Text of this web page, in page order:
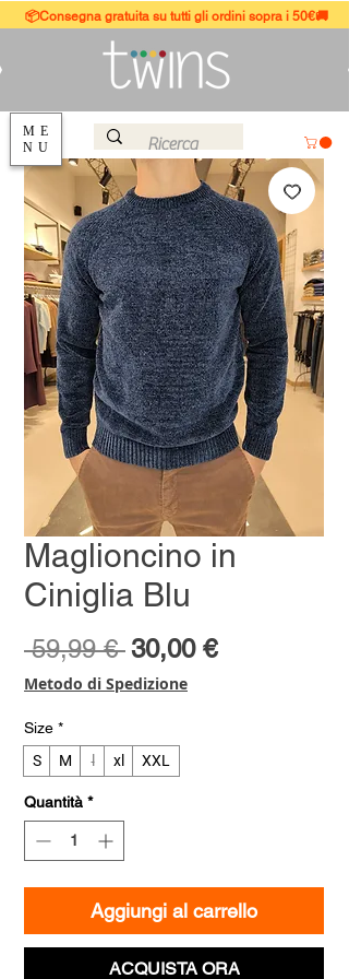
ME
NU
📦Consegna gratuita su tutti gli ordini sopra i 50€🚚
Maglioncino in
Ciniglia Blu
59,99 € Prezzo
regolare
30,00 €Prezzo
Metodo di Spedizione
Size *
S
M l xl XXL
Quantità *
Aggiungi al carrello
ACQUISTA ORA